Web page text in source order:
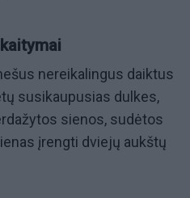
nereikalingus daiktus
susikaupusias dulkes,
sienos, sudėtos
įrengti dviejų aukštų